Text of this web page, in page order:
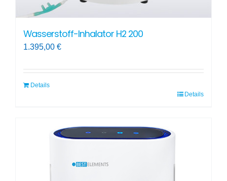
Wasserstoff-Inhalator H2 200
1.395,00 €
Details
Details